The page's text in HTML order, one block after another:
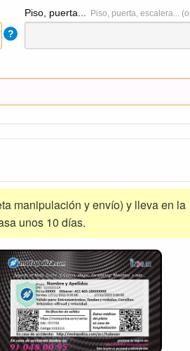
?
Piso, puerta... Piso, puerta, escalera...
manipulación y envío) y lleva en la
unos 10 días.